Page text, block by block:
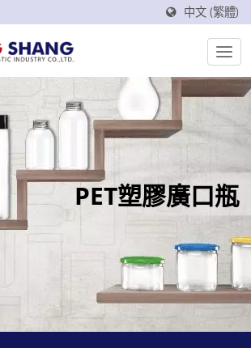
中文 (繁體)
PET塑膠廣口瓶